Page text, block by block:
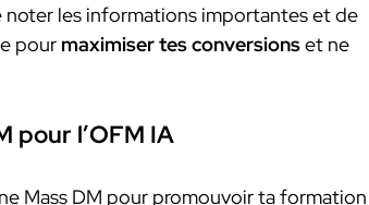
les informations importantes et de
pour maximiser tes conversionset ne
pour l’OFM IA
Mass DM pour promouvoir ta formation